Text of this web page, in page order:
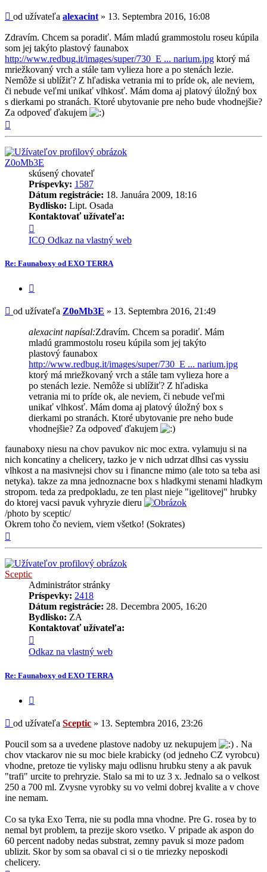
Príspevok
od užívateľa alexacint » 13. Septembra 2016, 16:08
Zdravím. Chcem sa poradiť. Mám mladú grammostolu roseu kúpila
som jej takýto plastový faunabox
http://www.redbug.it/images/super/730_E ... narium.jpg ktorý má
mriežkovaný vrch a stále tam vylieza hore a po stenách lezie.
Nemôže si ublížiť? Z hľadiska vetrania mi to príde ok, ale neviem,
či nebude veľmi unikať vlhkosť. Mám doma aj platový úložný box
s dierkami po stranách. Ktoré ubytovanie pre neho bude vhodnejšie?
Za odpoveď ďakujem
Z0oMb3E
skúsený chovateľ
Príspevky: 1587
Dátum registrácie: 18. Januára 2009, 18:16
Bydlisko: Lipt. Osada
Kontaktovať užívateľa:
informácie
užívateľa
Z0oMb3E
ICQ Odkaz na vlastný web
Re: Faunaboxy od EXO TERRA
Príspevok
od užívateľa Z0oMb3E » 13. Septembra 2016, 21:49
alexacint napísal:Zdravím. Chcem sa poradiť. Mám
mladú grammostolu roseu kúpila som jej takýto
plastový faunabox
http://www.redbug.it/images/super/730_E ... narium.jpg
ktorý má mriežkovaný vrch a stále tam vylieza hore a
po stenách lezie. Nemôže si ublížiť? Z hľadiska
vetrania mi to príde ok, ale neviem, či nebude veľmi
unikať vlhkosť. Mám doma aj platový úložný box s
dierkami po stranách. Ktoré ubytovanie pre neho bude
vhodnejšie? Za odpoveď ďakujem
faunaboxy niesu na chov pavukov nic moc extra. vylamuju si na
nich koncatiny a chelicery, tazko je v nich udrzat dlhsi cas vyssiu
vlhkost a na masivnejsi chov su i financne mimo (ale toto sa teba asi
netyka). takze za mna jednoznacne box s hladkymi stenami hladkym
stropom. teda za predpokladu, ze ten plast nieje "igelitovej" hrubky
do ktorej vacsi pavuk vyhryzie dieru
/photo by sceptic/
Okrem toho čo neviem, viem všetko! (Sokrates)
Sceptic
Administrátor stránky
Príspevky: 2418
Dátum registrácie: 28. Decembra 2005, 16:20
Bydlisko: ZA
Kontaktovať užívateľa:
informácie
užívateľa
Sceptic
Odkaz na vlastný web
Re: Faunaboxy od EXO TERRA
Príspevok
od užívateľa Sceptic » 13. Septembra 2016, 23:26
Poucil som sa a uvedene plastove nadoby uz nekupujem
. Na
chov vtackarov nie su moc biele krabicky (od jedneho CZ vyrobcu)
vhodne, pretoze tie vylisky maju odlisnu hrubku steny a ak pavuk
"trafi" urcite to prehryzie. Stalo sa mi to uz 3 x. Jednalo sa o velkost
250 a 700 ml. Zvysne vyrobky su vo velmi dobrej kvalite a v chove
ine nemam.
Co sa tyka Exo Terra, nie su podla mna vhodne. Pre G. rosea by to
nemal byt problem, ta prezije skoro vsetko. V pripade ak aspon do
60 percent nadoby nedas substrat, zemny pavuk si moze padom
ublizit. Skor by som sa obaval ci si o tie mriezky neposkodi
chelicery.